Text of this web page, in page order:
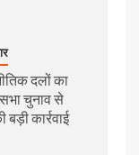
दलों का
चुनाव से
कार्रवाई